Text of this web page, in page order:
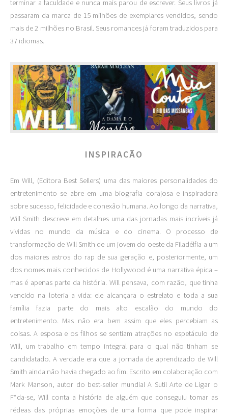
terminar a faculdade e nunca mais parou de escrever. Seus livros já
passaram da marca de 15 milhões de exemplares vendidos, sendo
mais de 2 milhões no Brasil. Seus romances já foram traduzidos para
37 idiomas.
INSPIRACÃO
Em Will, (Editora Best Sellers) uma das maiores personalidades do
entretenimento se abre em uma biografia corajosa e inspiradora
sobre sucesso, felicidade e conexão humana. Ao longo da narrativa,
Will Smith descreve em detalhes uma das jornadas mais incríveis já
vividas no mundo da música e do cinema. O processo de
transformação de Will Smith de um jovem do oeste da Filadélfia a um
dos maiores astros do rap de sua geração e, posteriormente, um
dos nomes mais conhecidos de Hollywood é uma narrativa épica –
mas é apenas parte da história. Will pensava, com razão, que tinha
vencido na loteria a vida: ele alcançara o estrelato e toda a sua
família fazia parte do mais alto escalão do mundo do
entretenimento. Mas não era bem assim que eles percebiam as
coisas. A esposa e os filhos se sentiam atrações no espetáculo de
Will, um trabalho em tempo integral para o qual não tinham se
candidatado. A verdade era que a jornada de aprendizado de Will
Smith ainda não havia chegado ao fim. Escrito em colaboração com
Mark Manson, autor do best-seller mundial A Sutil Arte de Ligar o
F*da-se, Will conta a história de alguém que conseguiu tomar as
rédeas das próprias emoções de uma forma que pode inspirar